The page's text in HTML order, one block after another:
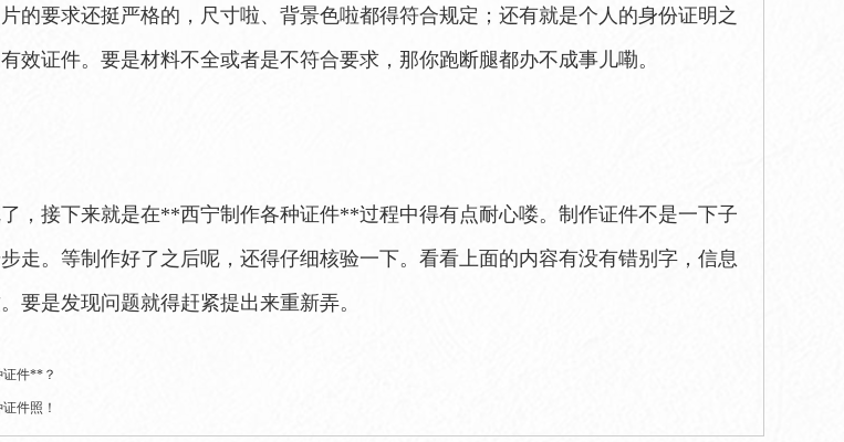
的要求还挺严格的，尺寸啦、背景色啦都得符合规定；还有就是个人的身份证明之
效证件。要是材料不全或者是不符合要求，那你跑断腿都办不成事儿嘞。
，接下来就是在**西宁制作各种证件**过程中得有点耐心喽。制作证件不是一下子
走。等制作好了之后呢，还得仔细核验一下。看看上面的内容有没有错别字，信息
要是发现问题就得赶紧提出来重新弄。
件**？
件照！